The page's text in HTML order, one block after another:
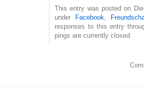
This entry was posted on
under Facebook
responses to this entry
pings are currently closed.